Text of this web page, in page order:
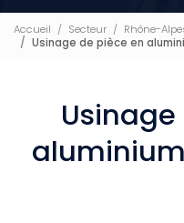
Accueil Secteur
Rhône-
Usinage de pièce en